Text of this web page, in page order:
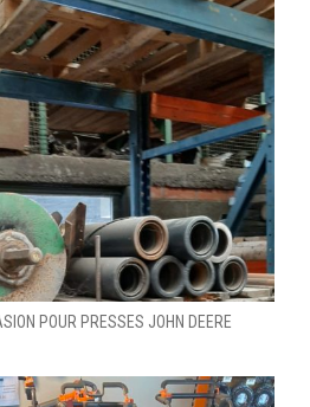
POUR PRESSES JOHN DEERE